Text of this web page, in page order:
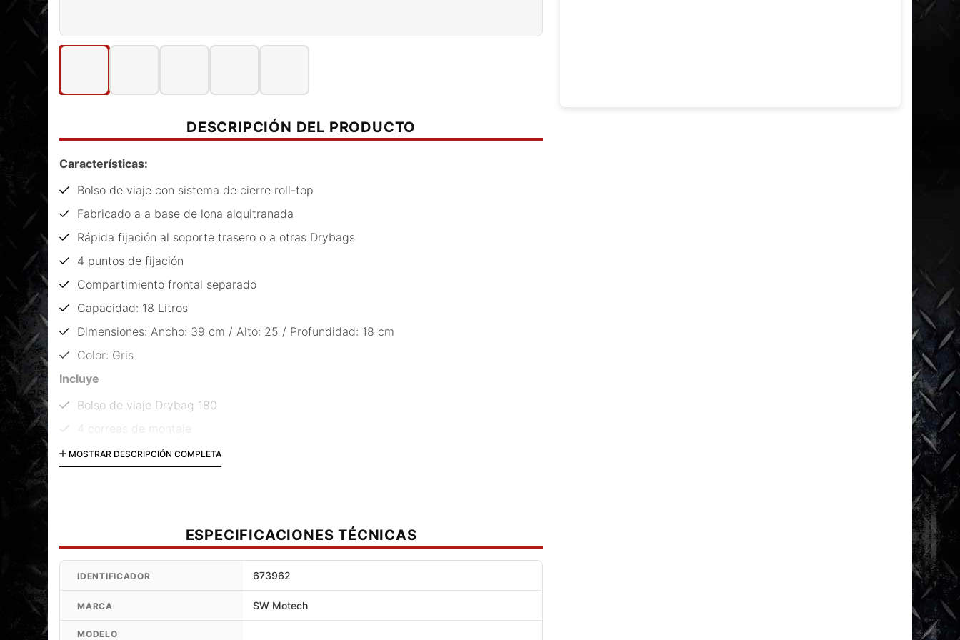
DESCRIPCIÓN DEL PRODUCTO
Características:
Bolso de viaje con sistema de cierre roll-top
Fabricado a a base de lona alquitranada
Rápida fijación al soporte trasero o a otras Drybags
4 puntos de fijación
Compartimiento frontal separado
Capacidad: 18 Litros
Dimensiones: Ancho: 39 cm / Alto: 25 / Profundidad: 18 cm
Color: Gris
Incluye
Bolso de viaje Drybag 180
4 correas de montaje
Correa de hombro
MOSTRAR DESCRIPCIÓN COMPLETA
ESPECIFICACIONES TÉCNICAS
IDENTIFICADOR 673962
MARCA SW Motech
MODELO